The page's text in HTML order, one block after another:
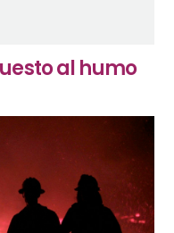
al humo